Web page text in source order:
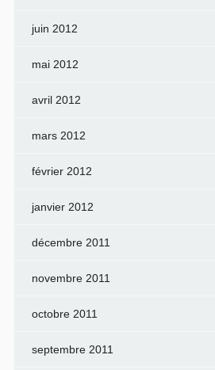
juin 2012
mai 2012
avril 2012
mars 2012
février 2012
janvier 2012
décembre 2011
novembre 2011
octobre 2011
septembre 2011